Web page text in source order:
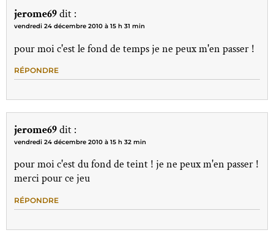
jerome69dit :
vendredi 24 décembre 2010 à 15 h 31 min
pour moi c'est le fond de temps je ne peux m'en passer !
RÉPONDRE
jerome69dit :
vendredi 24 décembre 2010 à 15 h 32 min
pour moi c'est du fond de teint ! je ne peux m'en passer !
merci pour ce jeu
RÉPONDRE